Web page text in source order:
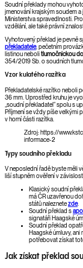
Soudní překlady mohou
jmenování krajským soudem a
Ministerstva spravedlnosti.
vzdělání, ale také právní
Vyhotovený překlad je pevně
překladatele, pečetním
listinou nebolitlumočnickou
354/2019 Sb. o soudních
Vzor kulatého razítka
Překladatelské razítko neboli
36 mm. Uprostřed kruhu je
„soudní překladatel“ spolu s
Příjmení se vždy píše velkými
v horní části razítka.
Zdroj: https://
informace-2
Typy soudního překladu
V neposlední řadě byste měli
liší stupněm ověření v
Klasický soudní
má ČR uzavřenou
států naleznetezde.
Soudní překlad s
signatáři Haagské
Soudní překlad
Haagské úmluvy, ani
potřebovat získat
Jak získat překlad